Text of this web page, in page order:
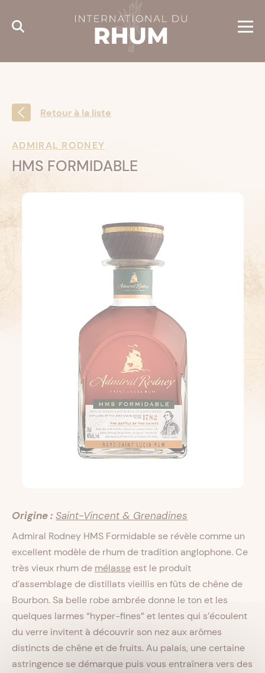
Retour à la liste
ADMIRAL RODNEY
HMS FORMIDABLE
Origine : Saint-Vincent & Grenadines
Admiral Rodney HMS Formidable se révèle comme un
excellent modèle de rhum de tradition anglophone. Ce
très vieux rhum de mélasse est le produit
d’assemblage de distillats vieillis en fûts de chêne de
Bourbon. Sa belle robe ambrée donne le ton et les
quelques larmes “hyper-fines” et lentes qui s’écoulent
du verre invitent à découvrir son nez aux arômes
distincts de chêne et de fruits. Au palais, une certaine
astringence se démarque puis vous entraînera vers des
Cookies management panel